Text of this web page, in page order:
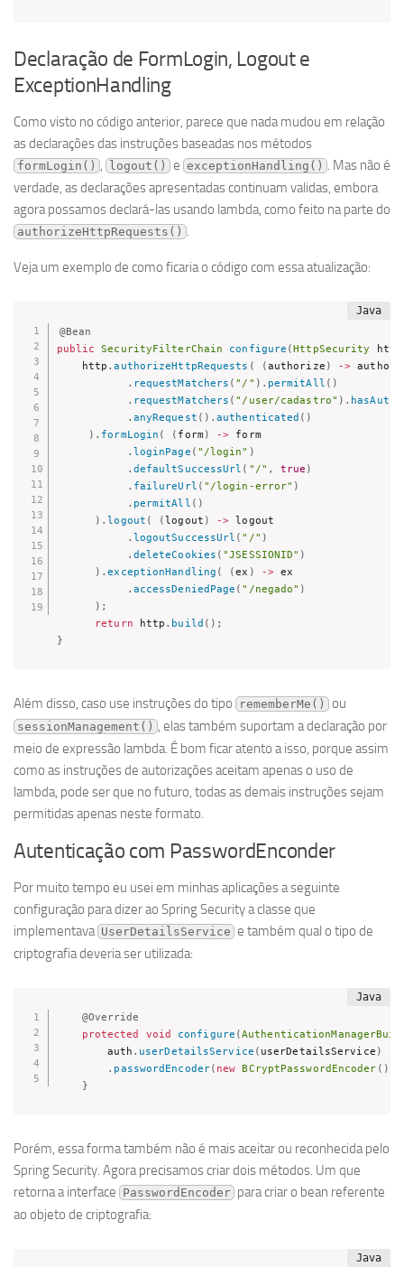
Declaração de FormLogin, Logout e
ExceptionHandling
Como visto no código anterior, parece que nada mudou em relação
as declarações das instruções baseadas nos métodos
formLogin() , logout() e exceptionHandling() . Mas não é
verdade, as declarações apresentadas continuam validas, embora
agora possamos declará-las usando lambda, como feito na parte do
authorizeHttpRequests() .
Veja um exemplo de como ficaria o código com essa atualização:
@Bean
public SecurityFilterChain configure (HttpSecurity http
    http
.authorizeHttpRequests ( (authorize ) ->
. requestMatchers ( "/" ) . permitAll ( )
. requestMatchers ( "/user/cadastro" ) .
. anyRequest ( ) .authenticated ( )
) . formLogin ( ( form) -> form
. loginPage ( "/login" )
. defaultSuccessUrl ( "/" , true )
. failureUrl ( "/login-error" )
. permitAll ( )
) .logout ( (logout ) -> logout
. logoutSuccessUrl ( "/" )
. deleteCookies ( "JSESSIONID" )
) .exceptionHandling ( (ex ) -> ex
. accessDeniedPage ( "/negado" )
) ;
return http . build ( ) ;
}
Além disso, caso use instruções do tipo rememberMe() ou
sessionManagement() , elas também suportam a declaração por
meio de expressão lambda. É bom ficar atento a isso, porque assim
como as instruções de autorizações aceitam apenas o uso de
lambda, pode ser que no futuro, todas as demais instruções sejam
permitidas apenas neste formato.
Autenticação com PasswordEnconder
Por muito tempo eu usei em minhas aplicações a seguinte
configuração para dizer ao Spring Security a classe que
implementava UserDetailsService e também qual o tipo de
criptografia deveria ser utilizada:
@Override
protected
void configure (
		auth
. userDetailsService ( userDetailsService )
. passwordEncoder( new BCryptPasswordEncoder ( )
}
Porém, essa forma também não é mais aceitar ou reconhecida pelo
Spring Security. Agora precisamos criar dois métodos. Um que
retorna a interface PasswordEncoder para criar o bean referente
ao objeto de criptografia: